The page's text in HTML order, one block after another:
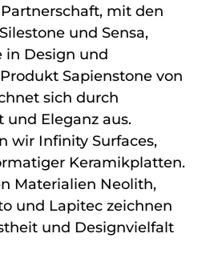
mit den
und Sensa,
in Design und
Sapienstone von
sich durch
Eleganz aus.
wir Infinity Surfaces,
Keramikplatten.
Materialien Neolith,
und Lapitec zeichnen
und Designvielfalt